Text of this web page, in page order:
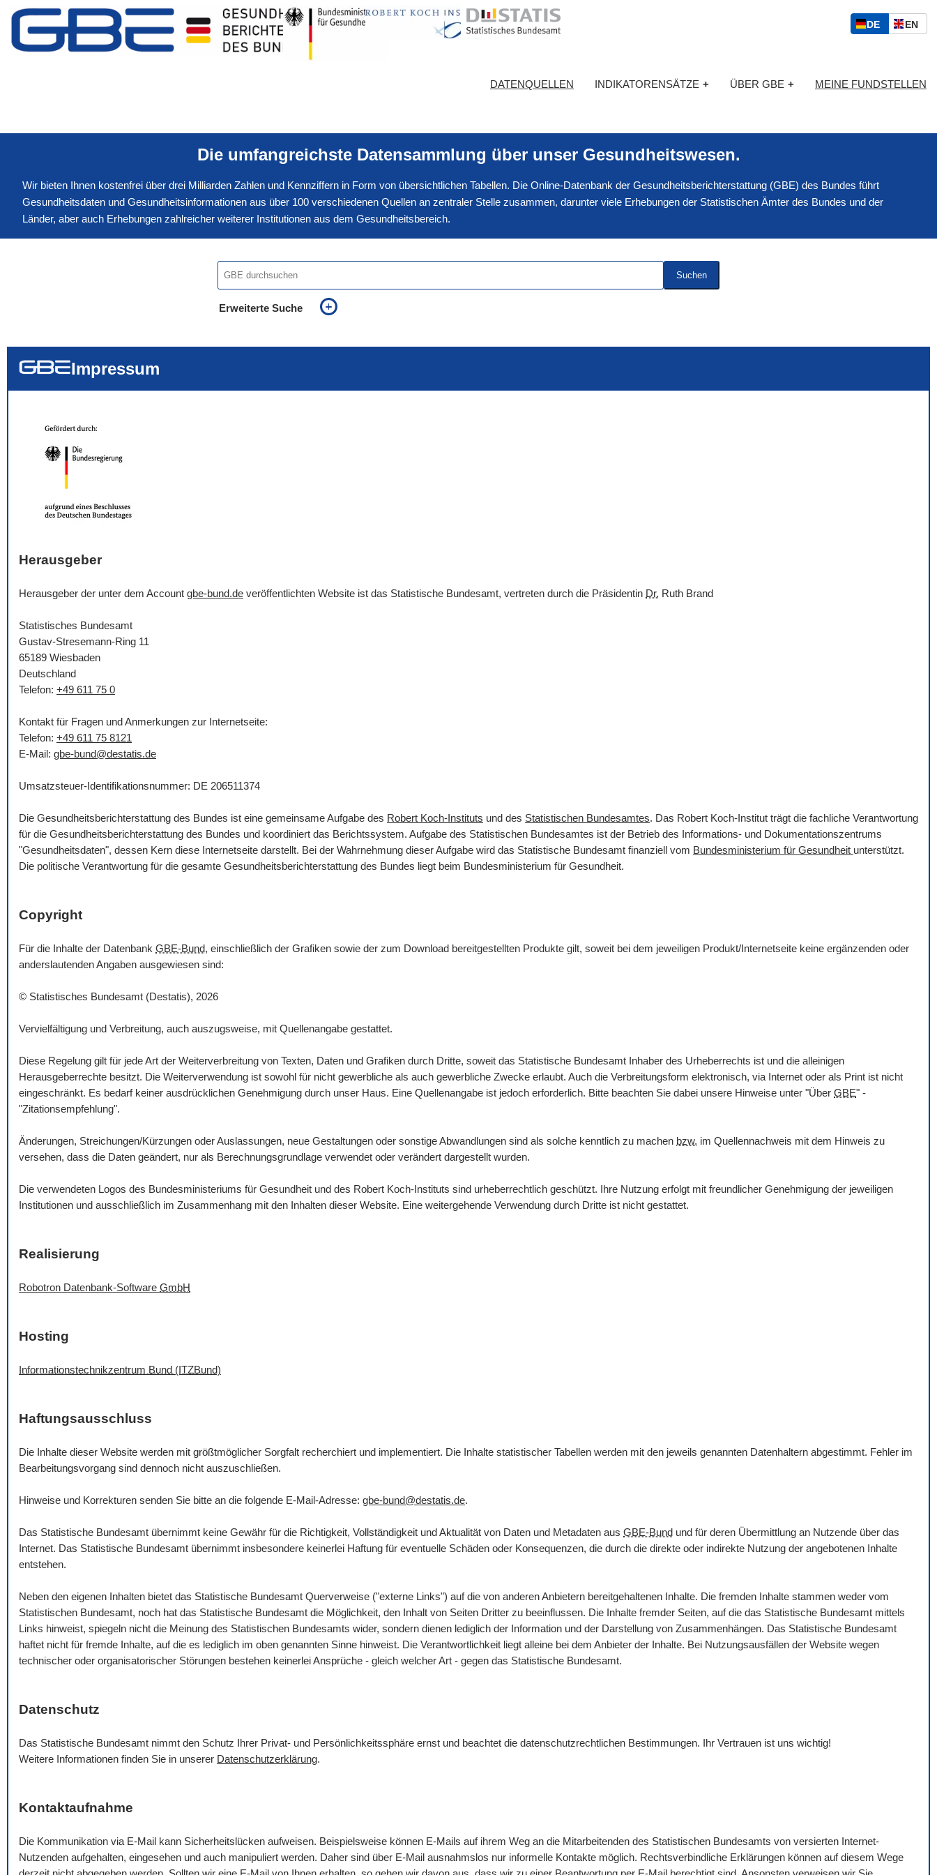
S
p
c
h
l
DED
S
ENE
I
H
DATENQUELLEN INDIKATORENSÄTZE + ÜBER GBE + MEINE FUNDSTELLEN
Die umfangreichste Datensammlung über unser Gesundheitswesen.
Wir bieten Ihnen kostenfrei über drei Milliarden Zahlen und Kennziffern in Form von übersichtlichen Tabellen. Die Online-Datenbank der Gesundheitsberichterstattung (GBE) des Bundes führt
Gesundheitsdaten und Gesundheitsinformationen aus über 100 verschiedenen Quellen an zentraler Stelle zusammen, darunter viele Erhebungen der Statistischen Ämter des Bundes und der
Länder, aber auch Erhebungen zahlreicher weiterer Institutionen aus dem Gesundheitsbereich.
Suchen
Erweiterte Suche
Impressum
Herausgeber
Herausgeber der unter dem Account gbe-bund.de veröffentlichten Website ist das Statistische Bundesamt, vertreten durch die Präsidentin Dr. Ruth Brand
Statistisches Bundesamt
Gustav-Stresemann-Ring 11
65189 Wiesbaden
Deutschland
Telefon: +49 611 75 0
Kontakt für Fragen und Anmerkungen zur Internetseite:
Telefon: +49 611 75 8121
E-Mail: gbe-bund@destatis.de
Umsatzsteuer-Identifikationsnummer: DE 206511374
Die Gesundheitsberichterstattung des Bundes ist eine gemeinsame Aufgabe des Robert Koch-Instituts und des Statistischen Bundesamtes. Das Robert Koch-Institut trägt die fachliche Verantwortung
für die Gesundheitsberichterstattung des Bundes und koordiniert das Berichtssystem. Aufgabe des Statistischen Bundesamtes ist der Betrieb des Informations- und Dokumentationszentrums
"Gesundheitsdaten", dessen Kern diese Internetseite darstellt. Bei der Wahrnehmung dieser Aufgabe wird das Statistische Bundesamt finanziell vom Bundesministerium für Gesundheit unterstützt.
Die politische Verantwortung für die gesamte Gesundheitsberichterstattung des Bundes liegt beim Bundesministerium für Gesundheit.
Copyright
Für die Inhalte der Datenbank GBE-Bund, einschließlich der Grafiken sowie der zum Download bereitgestellten Produkte gilt, soweit bei dem jeweiligen Produkt/Internetseite keine ergänzenden oder
anderslautenden Angaben ausgewiesen sind:
© Statistisches Bundesamt (Destatis), 2026
Vervielfältigung und Verbreitung, auch auszugsweise, mit Quellenangabe gestattet.
Diese Regelung gilt für jede Art der Weiterverbreitung von Texten, Daten und Grafiken durch Dritte, soweit das Statistische Bundesamt Inhaber des Urheberrechts ist und die alleinigen
Herausgeberrechte besitzt. Die Weiterverwendung ist sowohl für nicht gewerbliche als auch gewerbliche Zwecke erlaubt. Auch die Verbreitungsform elektronisch, via Internet oder als Print ist nicht
eingeschränkt. Es bedarf keiner ausdrücklichen Genehmigung durch unser Haus. Eine Quellenangabe ist jedoch erforderlich. Bitte beachten Sie dabei unsere Hinweise unter "Über GBE" -
"Zitationsempfehlung".
Änderungen, Streichungen/Kürzungen oder Auslassungen, neue Gestaltungen oder sonstige Abwandlungen sind als solche kenntlich zu machen bzw. im Quellennachweis mit dem Hinweis zu
versehen, dass die Daten geändert, nur als Berechnungsgrundlage verwendet oder verändert dargestellt wurden.
Die verwendeten Logos des Bundesministeriums für Gesundheit und des Robert Koch-Instituts sind urheberrechtlich geschützt. Ihre Nutzung erfolgt mit freundlicher Genehmigung der jeweiligen
Institutionen und ausschließlich im Zusammenhang mit den Inhalten dieser Website. Eine weitergehende Verwendung durch Dritte ist nicht gestattet.
Realisierung
Robotron Datenbank-Software GmbH
Hosting
Informationstechnikzentrum Bund (ITZBund)
Haftungsausschluss
Die Inhalte dieser Website werden mit größtmöglicher Sorgfalt recherchiert und implementiert. Die Inhalte statistischer Tabellen werden mit den jeweils genannten Datenhaltern abgestimmt. Fehler im
Bearbeitungsvorgang sind dennoch nicht auszuschließen.
Hinweise und Korrekturen senden Sie bitte an die folgende E-Mail-Adresse: gbe-bund@destatis.de.
Das Statistische Bundesamt übernimmt keine Gewähr für die Richtigkeit, Vollständigkeit und Aktualität von Daten und Metadaten aus GBE-Bund und für deren Übermittlung an Nutzende über das
Internet. Das Statistische Bundesamt übernimmt insbesondere keinerlei Haftung für eventuelle Schäden oder Konsequenzen, die durch die direkte oder indirekte Nutzung der angebotenen Inhalte
entstehen.
Neben den eigenen Inhalten bietet das Statistische Bundesamt Querverweise ("externe Links") auf die von anderen Anbietern bereitgehaltenen Inhalte. Die fremden Inhalte stammen weder vom
Statistischen Bundesamt, noch hat das Statistische Bundesamt die Möglichkeit, den Inhalt von Seiten Dritter zu beeinflussen. Die Inhalte fremder Seiten, auf die das Statistische Bundesamt mittels
Links hinweist, spiegeln nicht die Meinung des Statistischen Bundesamts wider, sondern dienen lediglich der Information und der Darstellung von Zusammenhängen. Das Statistische Bundesamt
haftet nicht für fremde Inhalte, auf die es lediglich im oben genannten Sinne hinweist. Die Verantwortlichkeit liegt alleine bei dem Anbieter der Inhalte. Bei Nutzungsausfällen der Website wegen
technischer oder organisatorischer Störungen bestehen keinerlei Ansprüche - gleich welcher Art - gegen das Statistische Bundesamt.
Datenschutz
Das Statistische Bundesamt nimmt den Schutz Ihrer Privat- und Persönlichkeitssphäre ernst und beachtet die datenschutzrechtlichen Bestimmungen. Ihr Vertrauen ist uns wichtig!
Weitere Informationen finden Sie in unserer Datenschutzerklärung.
Kontaktaufnahme
Die Kommunikation via E-Mail kann Sicherheitslücken aufweisen. Beispielsweise können E-Mails auf ihrem Weg an die Mitarbeitenden des Statistischen Bundesamts von versierten Internet-
Nutzenden aufgehalten, eingesehen und auch manipuliert werden. Daher sind über E-Mail ausnahmslos nur informelle Kontakte möglich. Rechtsverbindliche Erklärungen können auf diesem Wege